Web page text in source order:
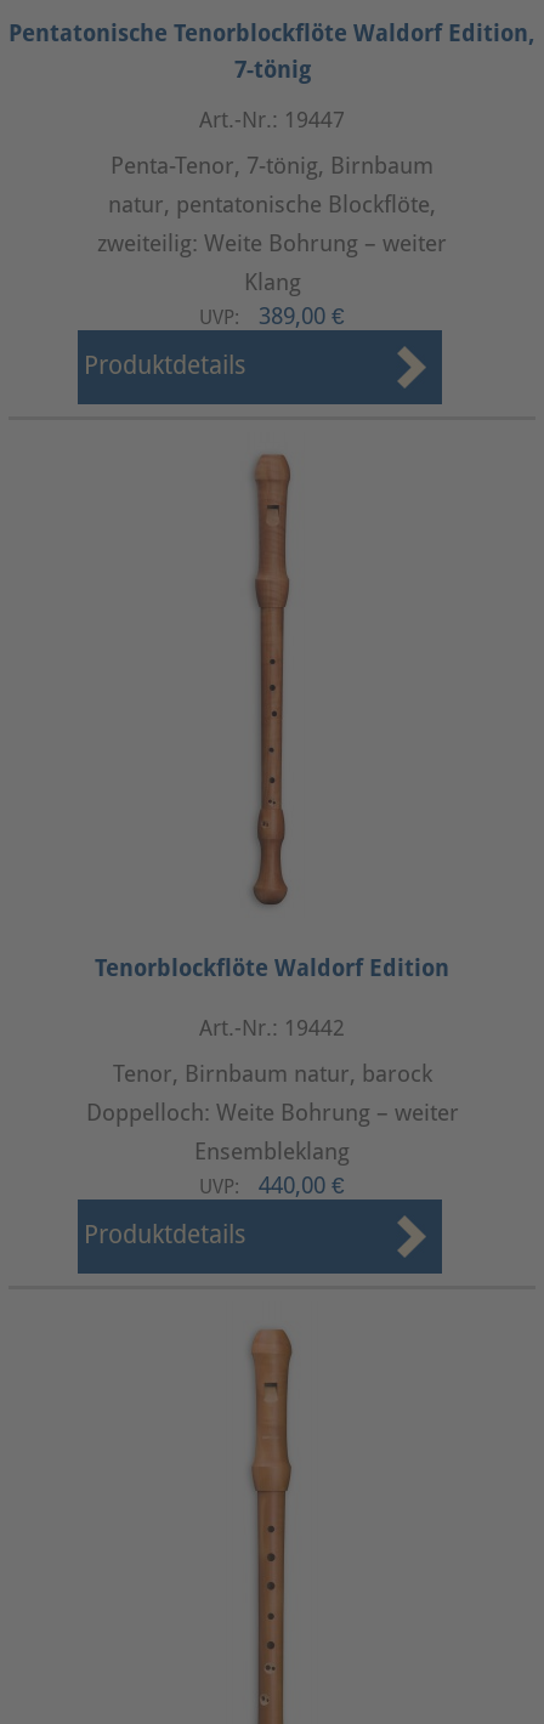
Pentatonische Tenorblockflöte Waldorf Edition,
7-tönig
Art.-Nr.: 19447
Penta-Tenor, 7-tönig, Birnbaum
natur, pentatonische Blockflöte,
zweiteilig: Weite Bohrung – weiter
Klang
UVP: 389,00 €
Produktdetails
Tenorblockflöte Waldorf Edition
Art.-Nr.: 19442
Tenor, Birnbaum natur, barock
Doppelloch: Weite Bohrung – weiter
Ensembleklang
UVP: 440,00 €
Produktdetails